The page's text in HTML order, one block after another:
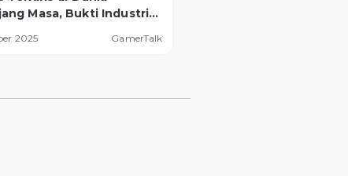
Masa, Bukti Industri
2025 GamerTalk